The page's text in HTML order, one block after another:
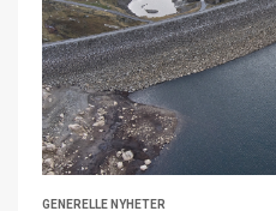
GENERELLE NYHETER